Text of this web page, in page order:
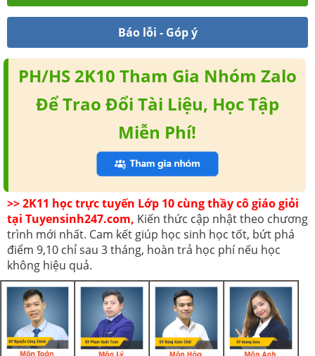
Báo lỗi - Góp ý
PH/HS 2K10 Tham Gia Nhóm Zalo
Để Trao Đổi Tài Liệu, Học Tập
Miễn Phí!
>> 2K11 học trực tuyến Lớp 10 cùng thầy cô giáo giỏi
tại Tuyensinh247.com, Kiến thức cập nhật theo chương
trình mới nhất. Cam kết giúp học sinh học tốt, bứt phá
điểm 9,10 chỉ sau 3 tháng, hoàn trả học phí nếu học
không hiệu quả.